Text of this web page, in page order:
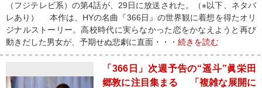
（フジテレビ系）の第4話が、29日に放送された。（※以下、ネタバ
レあり） 本作は、HYの名曲『366日』の世界観に着想を得たオリ
ジナルストーリー。高校時代に実らなかった恋をかなえようと再び
動きだした男女が、予期せぬ悲劇に直面・・・ 続きを読む
「366日」次週予告の“遥斗”眞栄田
郷敦に注目集まる 「複雑な展開に